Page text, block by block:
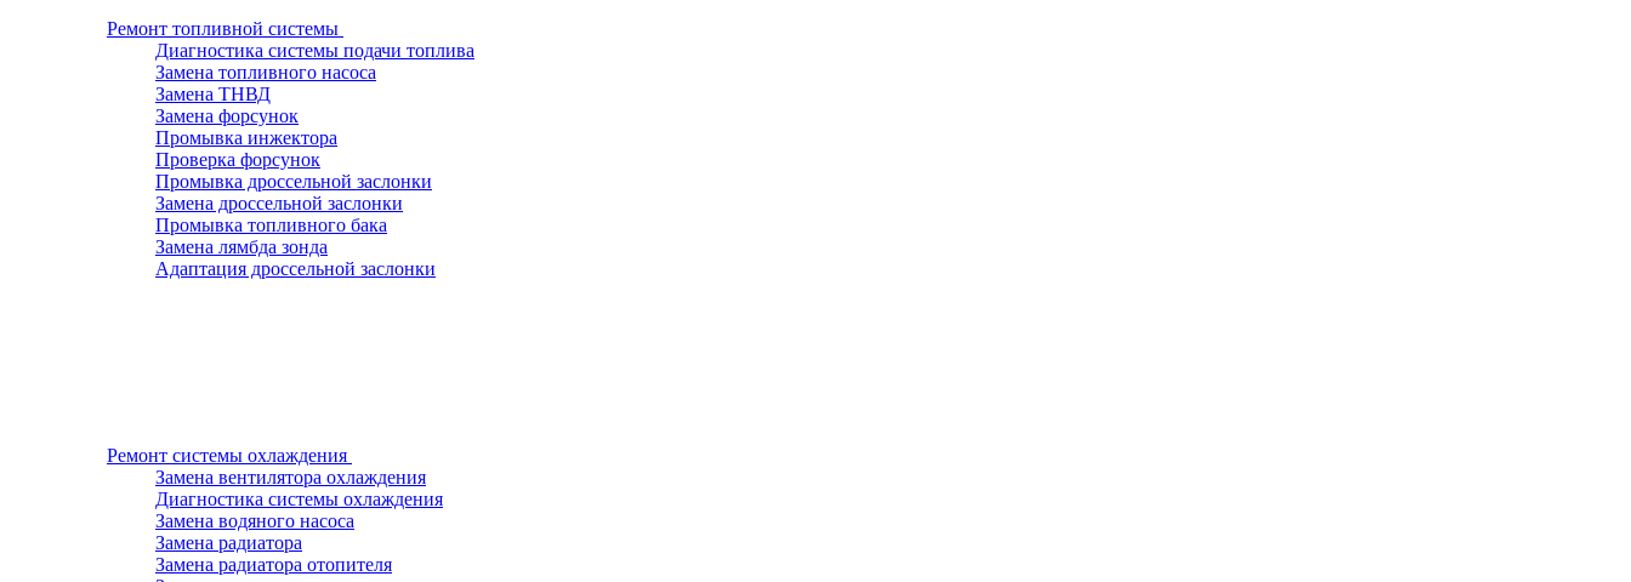
Ремонт топливной системы
Диагностика системы подачи топлива
Замена топливного насоса
Замена ТНВД
Замена форсунок
Промывка инжектора
Проверка форсунок
Промывка дроссельной заслонки
Замена дроссельной заслонки
Промывка топливного бака
Замена лямбда зонда
Адаптация дроссельной заслонки
Ремонт системы охлаждения
Замена вентилятора охлаждения
Диагностика системы охлаждения
Замена водяного насоса
Замена радиатора
Замена радиатора отопителя